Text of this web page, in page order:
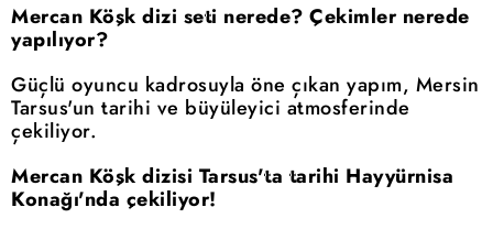
Mercan Köşk dizi seti nerede? Çekimler nerede
yapılıyor?
Güçlü oyuncu kadrosuyla öne çıkan yapım, Mersin
Tarsus'un tarihi ve büyüleyici atmosferinde
çekiliyor.
Mercan Köşk dizisi Tarsus'ta tarihi Hayyürnisa
Konağı'nda çekiliyor!